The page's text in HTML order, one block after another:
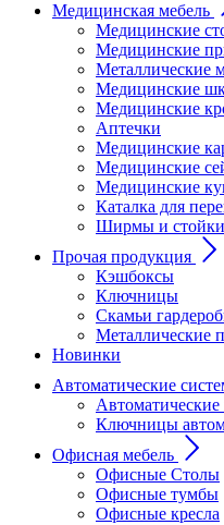
Медицинская мебель
Медицинские
Медицинские
Металлические
Медицинские
Медицинские
Аптечки
Медицинские
Медицинские
Медицинские
Каталка для
Ширмы и стойки
Прочая продукция
Кэшбоксы
Ключницы
Скамьи
Металлические
Новинки
Автоматические
Ключницы
Офисная мебель
Офисные Столы
Офисные тумбы
Офисные кресла